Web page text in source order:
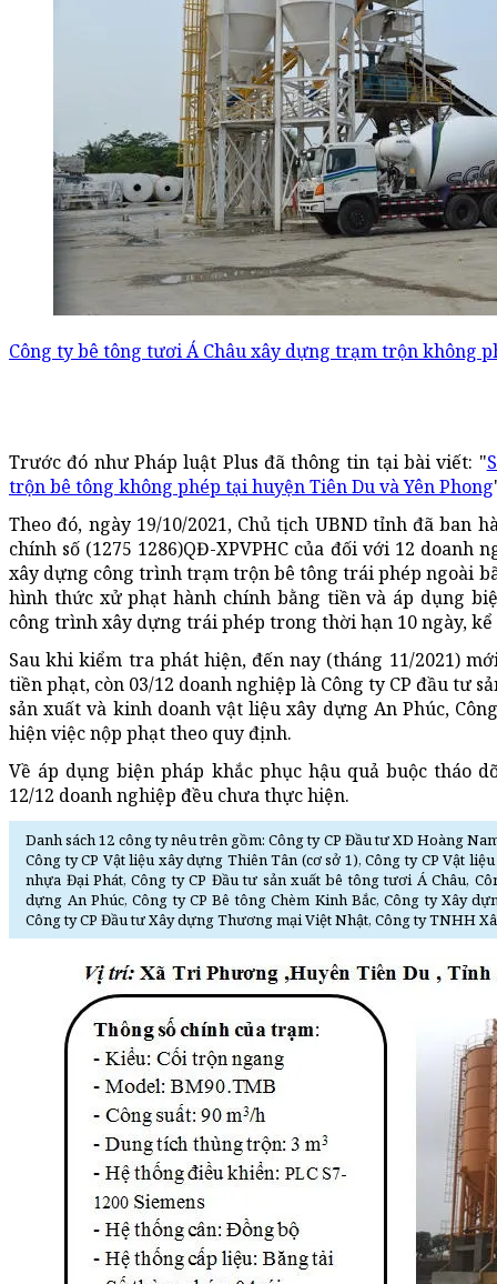
Công ty bê tông tươi Á Châu xây dựng trạm trộn không
Trước đó như Pháp luật Plus đã thông tin tại bài viết: "
trộn bê tông không phép tại huyện Tiên Du và Yên Phong
Theo đó, ngày 19/10/2021, Chủ tịch UBND tỉnh đã ban
chính số (1275 1286)QĐ-XPVPHC của đối với 12
xây dựng công trình trạm trộn bê tông trái phép ngoài
hình thức xử phạt hành chính bằng tiền và áp dụng
công trình xây dựng trái phép trong thời hạn 10 ngày,
Sau khi kiểm tra phát hiện, đến nay (tháng 11/2021)
tiền phạt, còn 03/12 doanh nghiệp là Công ty CP đầu tư
sản xuất và kinh doanh vật liệu xây dựng An Phúc,
hiện việc nộp phạt theo quy định.
Về áp dụng biện pháp khắc phục hậu quả buộc tháo
12/12 doanh nghiệp đều chưa thực hiện.
Danh sách 12 công ty nêu trên gồm: Công ty CP Đầu tư XD Hoàng
Công ty CP Vật liệu xây dựng Thiên Tân (cơ sở 1), Công ty CP Vật
nhựa Đại Phát, Công ty CP Đầu tư sản xuất bê tông tươi Á Châu,
dựng An Phúc, Công ty CP Bê tông Chèm Kinh Bắc, Công ty Xây
Công ty CP Đầu tư Xây dựng Thương mại Việt Nhật, Công ty TNHH